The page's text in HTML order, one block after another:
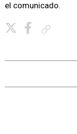
el comunicado.